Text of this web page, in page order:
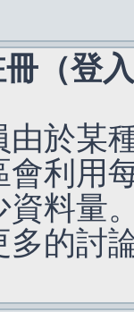
（登
於某
利用
資料量
多的討